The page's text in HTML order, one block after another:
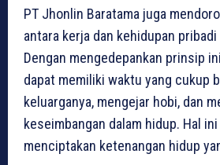
PT Jhonlin Baratama juga
antara kerja dan kehidupan pribadi
Dengan mengedepankan prinsip
dapat memiliki waktu yang cukup
keluarganya, mengejar hobi, dan
keseimbangan dalam hidup. Hal
menciptakan ketenangan hidup